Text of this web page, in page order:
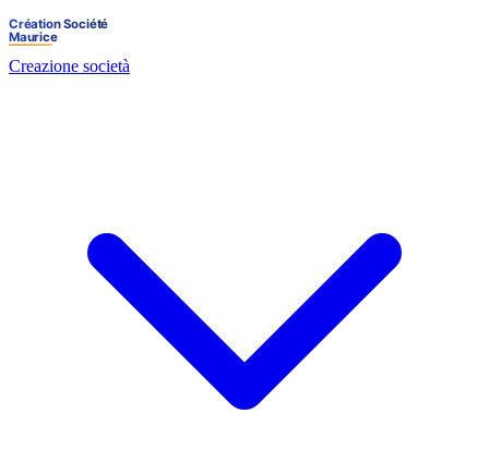
Creazione società